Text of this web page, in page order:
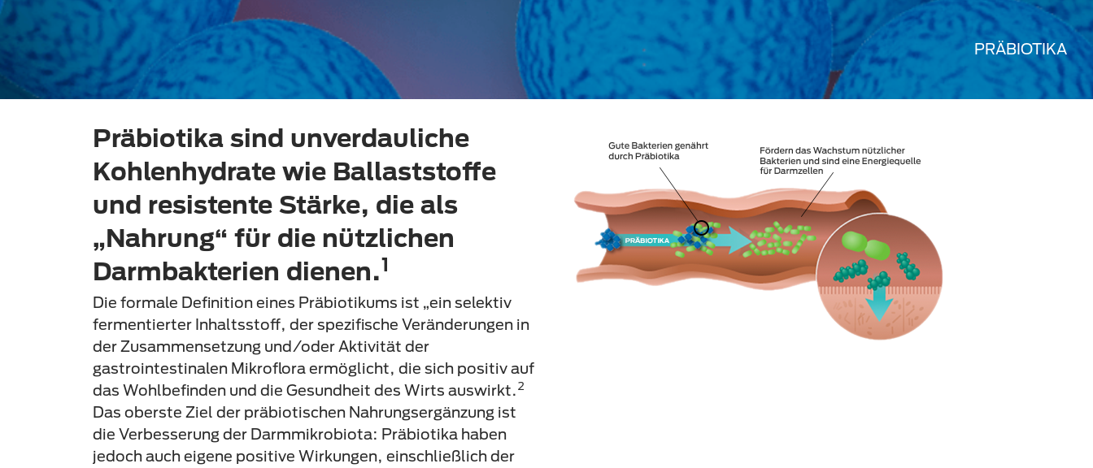
PRÄBIOTIKA
Präbiotika sind unverdauliche
Kohlenhydrate wie Ballaststoffe
und resistente Stärke, die als
„Nahrung“ für die nützlichen
Darmbakterien dienen.1
Die formale Definition eines Präbiotikums ist „ein selektiv
fermentierter Inhaltsstoff, der spezifische Veränderungen in
der Zusammensetzung und/oder Aktivität der
gastrointestinalen Mikroflora ermöglicht, die sich positiv auf
das Wohlbefinden und die Gesundheit des Wirts auswirkt.2
Das oberste Ziel der präbiotischen Nahrungsergänzung ist
die Verbesserung der Darmmikrobiota: Präbiotika haben
jedoch auch eigene positive Wirkungen, einschließlich der